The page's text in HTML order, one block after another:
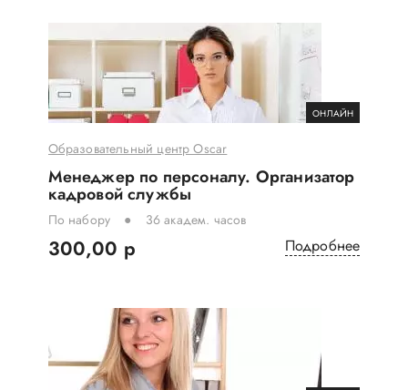
ОНЛАЙН
Образовательный центр Oscar
Менеджер по персоналу. Организатор
кадровой службы
По набору 36 академ. часов
300,00 р Подробнее